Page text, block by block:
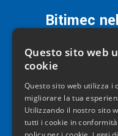
Bitimec
Questo sito web
cookie
Questo sito web utilizza i
migliorare la tua
Utilizzando il nostro sito
tutti i cookie in